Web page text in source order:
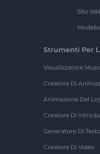
Sito
Modello
Strumenti Per
Visualizzatore
Creatore Di
Animazione Del
Creatore Di
Generatore Di
Creatore Di Video